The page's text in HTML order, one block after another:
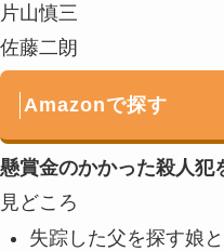
片山慎三
佐藤二朗
Amazonで探す
懸賞金のかかった殺人犯
見どころ
失踪した父を探す娘